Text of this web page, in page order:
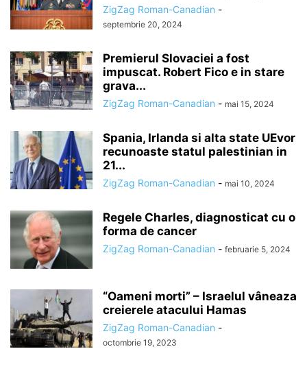
ZigZag Roman-Canadian -
septembrie 20, 2024
Premierul Slovaciei a fost
impuscat. Robert Fico e in stare
grava...
ZigZag Roman-Canadian - mai 15, 2024
Spania, Irlanda si alta state UEvor
recunoaste statul palestinian in
21...
ZigZag Roman-Canadian - mai 10, 2024
Regele Charles, diagnosticat cu o
forma de cancer
ZigZag Roman-Canadian - februarie 5, 2024
“Oameni morti” – Israelul vâneaza
creierele atacului Hamas
ZigZag Roman-Canadian -
octombrie 19, 2023